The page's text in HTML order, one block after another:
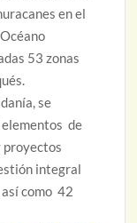
en el
53 zonas
se
elementos de
proyectos
integral
como 42